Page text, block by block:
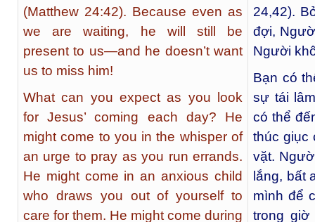
(Matthew 24:42). Because even as
we are waiting, he will still be
present to us—and he doesn’t want
us to miss him!
What can you expect as you look
for Jesus’ coming each day? He
might come to you in the whisper of
an urge to pray as you run errands.
He might come in an anxious child
who draws you out of yourself to
care for them. He might come during
24,42).
đợi,
Người
Bạn có
sự tái
có thể
thúc giục
vặt.
lắng, bất
mình để
trong